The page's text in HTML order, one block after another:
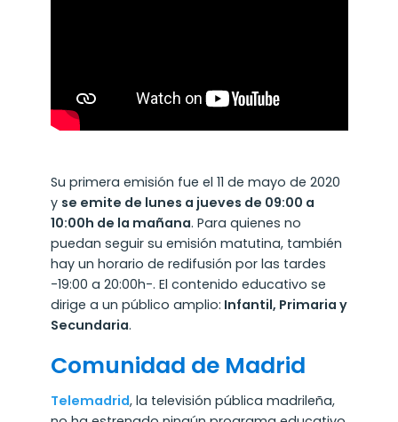
Su primera emisión fue el 11 de mayo de 2020
y se emite de lunes a jueves de 09:00 a
10:00h de la mañana. Para quienes no
puedan seguir su emisión matutina, también
hay un horario de redifusión por las tardes
-19:00 a 20:00h-. El contenido educativo se
dirige a un público amplio: Infantil, Primaria y
Secundaria.
Comunidad de Madrid
Telemadrid, la televisión pública madrileña,